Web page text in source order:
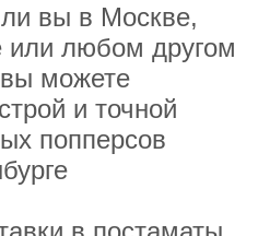
вы в Москве,
или любом другом
можете
и точной
попперсов